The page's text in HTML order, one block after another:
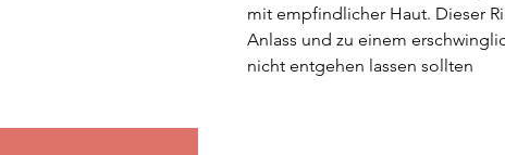
mit empfindlicher Haut. Dieser
Anlass und zu einem
nicht entgehen lassen sollten